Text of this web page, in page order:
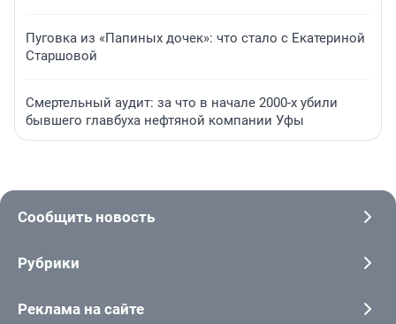
Пуговка из «Папиных дочек»: что стало с Екатериной
Старшовой
Смертельный аудит: за что в начале 2000-х убили
бывшего главбуха нефтяной компании Уфы
Сообщить новость
Рубрики
Реклама на сайте